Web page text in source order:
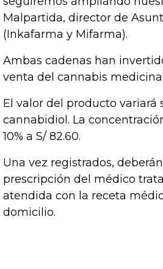
Malpartida, director de
(Inkafarma y Mifarma).
Ambas cadenas han
venta del cannabis
El valor del producto
cannabidiol. La
10% a S/ 82.60.
Una vez registrados,
prescripción del médico
atendida con la receta
domicilio.